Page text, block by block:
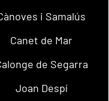
i Samalús
Canet de Mar
de Segarra
Joan Despí